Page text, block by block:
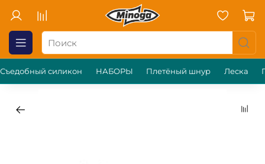
Съедобный силикон НАБОРЫ Плетёный шнур Леска